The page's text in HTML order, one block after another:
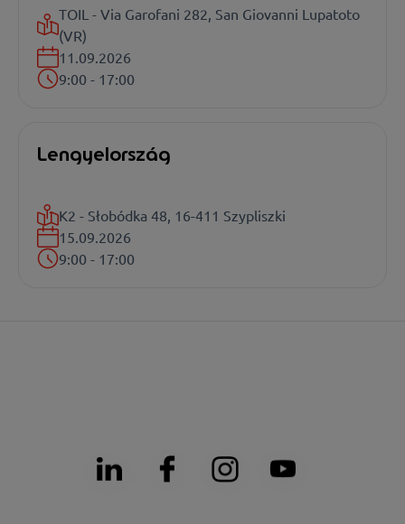
TOIL - Via Garofani 282, San Giovanni Lupatoto
(VR)
11.09.2026
9:00 - 17:00
Lengyelország
K2 - Słobódka 48, 16-411 Szypliszki
15.09.2026
9:00 - 17:00